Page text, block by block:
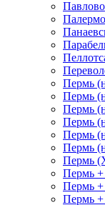
Павлово
Пермь
Пермь
Пермь
Пермь
Пермь
Пермь
Пермь
Пермь +
Пермь +
Пермь +